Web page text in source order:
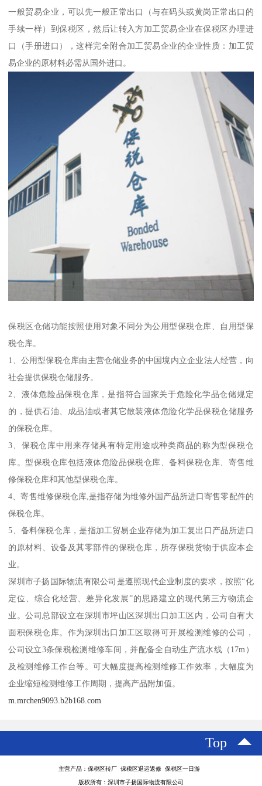
一般贸易企业，可以先一般正常出口（与在码头或黄岗正常出口的
手续一样）到保税区，然后让转入方加工贸易企业在保税区办理进
口（手册进口），这样完全附合加工贸易企业的企业性质：加工贸
易企业的原材料必需从国外进口。
保税区仓储功能按照使用对象不同分为公用型保税仓库、自用型保
税仓库。
1、公用型保税仓库由主营仓储业务的中国境内立企业法人经营，向
社会提供保税仓储服务。
2、液体危险品保税仓库，是指符合国家关于危险化学品仓储规定
的，提供石油、成品油或者其它散装液体危险化学品保税仓储服务
的保税仓库。
3、保税仓库中用来存储具有特定用途或种类商品的称为型保税仓
库。型保税仓库包括液体危险品保税仓库、备料保税仓库、寄售维
修保税仓库和其他型保税仓库。
4、寄售维修保税仓库,是指存储为维修外国产品所进口寄售零配件的
保税仓库。
5、备料保税仓库，是指加工贸易企业存储为加工复出口产品所进口
的原材料、设备及其零部件的保税仓库，所存保税货物于供应本企
业。
深圳市子扬国际物流有限公司是遵照现代企业制度的要求，按照“化
定位、综合化经营、差异化发展”的思路建立的现代第三方物流企
业。公司总部设立在深圳市坪山区深圳出口加工区内，公司自有大
面积保税仓库。作为深圳出口加工区取得可开展检测维修的公司，
公司设立3条保税检测维修车间，并配备全自动生产流水线（17m）
及检测维修工作台等。可大幅度提高检测维修工作效率，大幅度为
企业缩短检测维修工作周期，提高产品附加值。
m.mrchen9093.b2b168.com
Top
主营产品：保税区转厂 保税区退运返修 保税区一日游
版权所有：深圳市子扬国际物流有限公司